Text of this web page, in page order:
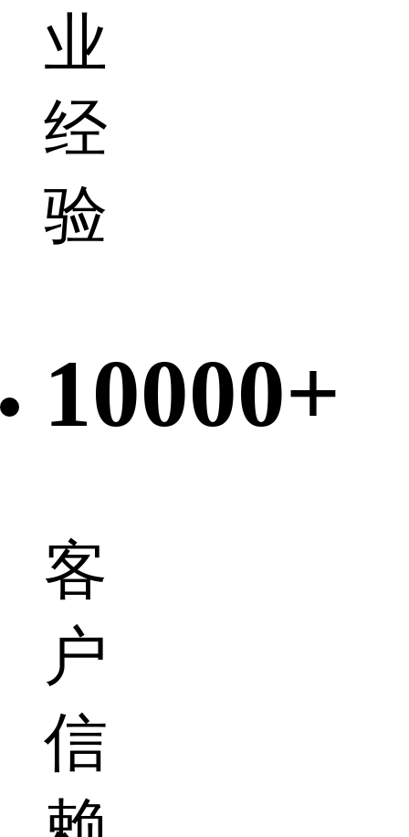
业
经
验
10000+
客
户
信